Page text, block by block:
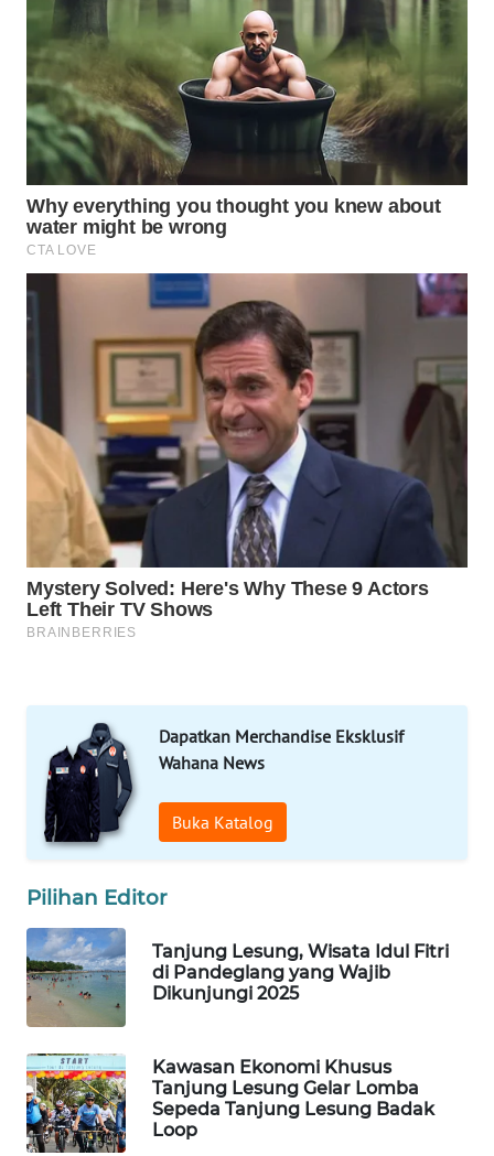
Dapatkan Merchandise Eksklusif
Wahana News
Buka Katalog
Pilihan Editor
Tanjung Lesung, Wisata Idul Fitri
di Pandeglang yang Wajib
Dikunjungi 2025
Kawasan Ekonomi Khusus
Tanjung Lesung Gelar Lomba
Sepeda Tanjung Lesung Badak
Loop
WAHANANEWS
NET
WAHANA
SPORT
WAHANA
UMKM
SELEB
PERSONA
WAHANA
OTOMOTIF
WAHANA
HEALTH
WAHANA
LAPAK
WAHANA
Wahana
Network
KONSUMEN
LISTRIK
MASYARAKAT
KELISTRIKAN
WALINKI
ID
MAWAKA